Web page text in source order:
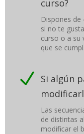
curso?
Dispones
si no te
curso o a su
que se
N Si algún
Las
de distintas
modificar el